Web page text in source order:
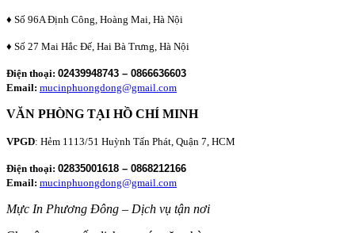
♦ Số 96A Định Công, Hoàng Mai, Hà Nội
♦ Số 27 Mai Hắc Đế, Hai Bà Trưng, Hà Nội
Điện thoại: 02439948743 – 0866636603
Email: mucinphuongdong@gmail.com
VĂN PHÒNG TẠI HỒ CHÍ MINH
VPGD: Hẻm 1113/51 Huỳnh Tấn Phát, Quận 7, HCM
Điện thoại: 02835001618 – 0868212166
Email: mucinphuongdong@gmail.com
Mực In Phương Đông – Dịch vụ tận nơi